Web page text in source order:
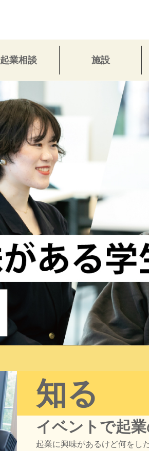
起業相談 施設
知る
イベントで起
起業に興味があるけど何をし